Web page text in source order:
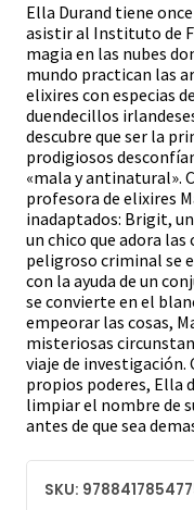
Ella Durand tiene
asistir al Instituto de
magia en las nubes
mundo practican las
elixires con especias
duendecillos
descubre que ser la
prodigiosos
«mala y antinatural».
profesora de elixires
inadaptados: Brigit,
un chico que adora las
peligroso criminal se
con la ayuda de un
se convierte en el
empeorar las cosas,
misteriosas
viaje de investigación.
propios poderes, Ella
limpiar el nombre de
antes de que sea
SKU: